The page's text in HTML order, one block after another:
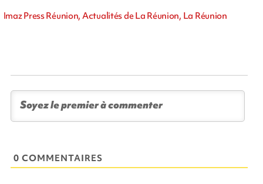
Imaz Press Réunion, Actualités de La Réunion, La Réunion
0 COMMENTAIRES